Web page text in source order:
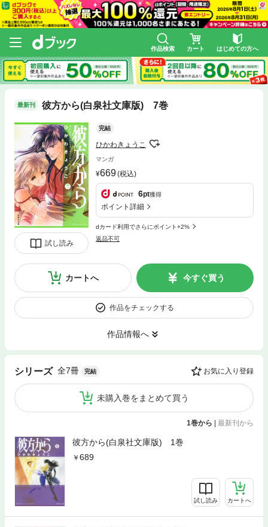
作品検索 カート はじめての方へ
最新刊 彼方から(白泉社文庫版) 7巻
試し読み
完結
ひかわきょうこ
マンガ
669(税込)
6pt獲得
ポイント詳細
dカード利用でさらにポイント+2%
返品不可
カートへ 今すぐ買う
作品をチェックする
作品情報へ
シリーズ 全7冊 完結 お気に入り登録
未購入巻をまとめて買う
1巻から | 最新刊から
彼方から(白泉社文庫版) 1巻
689
試し読み カートへ